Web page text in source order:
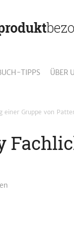
TIPPS ÜBER
einer Gruppe von